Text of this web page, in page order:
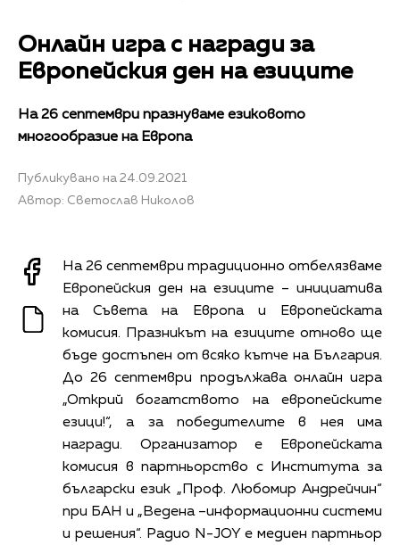
Онлайн игра с награди за
Европейския ден на езиците
На 26 септември празнуваме езиковото
многообразие на Европа
Публикувано на 24.09.2021
Автор: Светослав Николов
На 26 септември традиционно отбелязваме
Европейския ден на езиците – инициатива
на Съвета на Европа и Европейската
комисия. Празникът на езиците отново ще
бъде достъпен от всяко кътче на България.
До 26 септември продължава онлайн игра
„Открий богатството на европейските
езици!“, а за победителите в нея има
награди. Организатор е Европейската
комисия в партньорство с Института за
български език „Проф. Любомир Андрейчин“
при БАН и „Ведена –информационни системи
и решения“. Радио N-JOY е медиен партньор